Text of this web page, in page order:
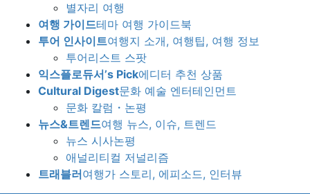
별자리 여행
여행 가이드테마 여행 가이드북
투어 인사이트여행지 소개, 여행팁, 여행 정보
투어리스트 스팟
익스플로듀서’s Pick에디터 추천 상품
Cultural Digest문화 예술 엔터테인먼트
문화 칼럼・논평
뉴스&트렌드여행 뉴스, 이슈, 트렌드
뉴스 시사논평
애널리티컬 저널리즘
트래블러여행가 스토리, 에피소드, 인터뷰